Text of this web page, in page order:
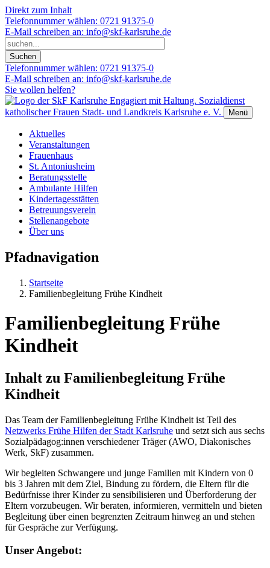
Direkt zum Inhalt
Telefonnummer wählen: 0721 91375-0
E-Mail schreiben an: info@skf-karlsruhe.de
Telefonnummer wählen: 0721 91375-0
E-Mail schreiben an: info@skf-karlsruhe.de
Sie wollen helfen?
Engagiert mit Haltung. Sozialdienst
katholischer Frauen Stadt- und Landkreis Karlsruhe e. V.
Menü
Aktuelles
Veranstaltungen
Frauenhaus
St. Antoniusheim
Beratungsstelle
Ambulante Hilfen
Kindertagesstätten
Betreuungsverein
Stellenangebote
Über uns
Pfadnavigation
Startseite
Familienbegleitung Frühe Kindheit
Familienbegleitung Frühe
Kindheit
Inhalt zu Familienbegleitung Frühe
Kindheit
Das Team der Familienbegleitung Frühe Kindheit ist Teil des
Netzwerks Frühe Hilfen der Stadt Karlsruhe und setzt sich aus sechs
Sozialpädagog:innen verschiedener Träger (AWO, Diakonisches
Werk, SkF) zusammen.
Wir begleiten Schwangere und junge Familien mit Kindern von 0
bis 3 Jahren mit dem Ziel, Bindung zu fördern, die Eltern für die
Bedürfnisse ihrer Kinder zu sensibilisieren und Überforderung der
Eltern vorzubeugen. Wir beraten, informieren, vermitteln und bieten
Begleitung über einen begrenzten Zeitraum hinweg an und stehen
für Gespräche zur Verfügung.
Unser Angebot: